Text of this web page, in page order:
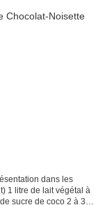
dans les
1 litre de lait végétal à
sucre de coco 2 à 3 g